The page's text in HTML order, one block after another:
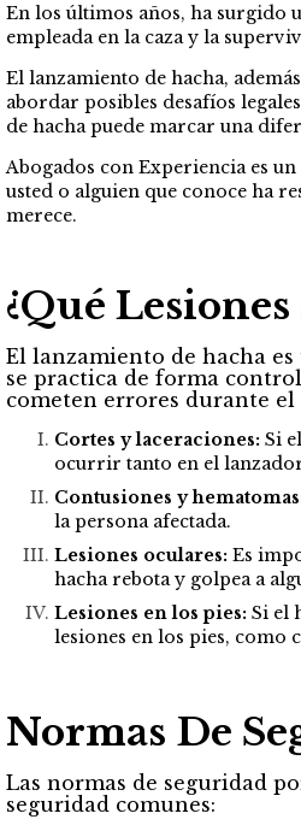
En los últimos años, ha surgido
empleada en la caza y la
El lanzamiento de hacha,
abordar posibles desafíos
de hacha puede marcar una
Abogados con Experiencia es
usted o alguien que conoce ha
merece.
¿Qué
El lanzamiento de hacha
se practica de forma
cometen errores durante
Cortes y laceraciones: Si
ocurrir tanto en el
Contusiones y
la persona afectada.
Lesiones oculares: Es
hacha rebota y golpea a
Lesiones en los pies: Si el
lesiones en los pies, como
Normas De
Las normas de seguridad
seguridad comunes: